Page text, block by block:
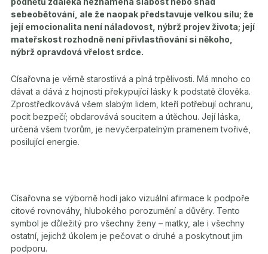
sebeobětování, ale že naopak představuje velkou sílu; že
její emocionalita není náladovost, nýbrž projev života; její
mateřskost rozhodně není přivlastňování si někoho,
nýbrž opravdová vřelost srdce.
Císařovna je věrně starostlivá a plná trpělivosti. Má mnoho co
dávat a dává z hojnosti překypující lásky k podstatě člověka.
Zprostředkovává všem slabým lidem, kteří potřebují ochranu,
pocit bezpečí; obdarovává soucitem a útěchou. Její láska,
určená všem tvorům, je nevyčerpatelným pramenem tvořivé,
posilující energie.
Císařovna se výborně hodí jako vizuální afirmace k podpoře
citové rovnováhy, hlubokého porozumění a důvěry. Tento
symbol je důležitý pro všechny ženy – matky, ale i všechny
ostatní, jejichž úkolem je pečovat o druhé a poskytnout jim
podporu.